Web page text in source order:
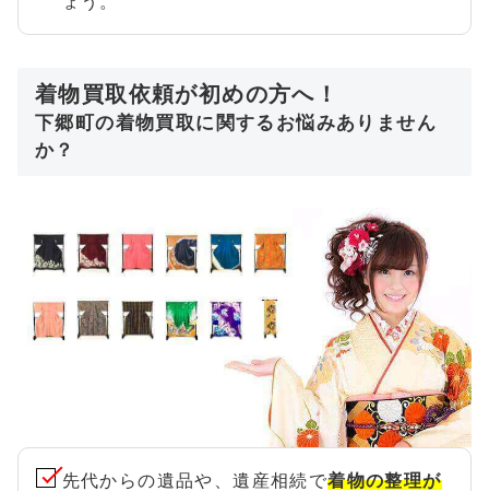
着物買取依頼が初めの方へ！
下郷町の着物買取に関するお悩みありません
か？
先代からの遺品や、遺産相続で着物の整理が